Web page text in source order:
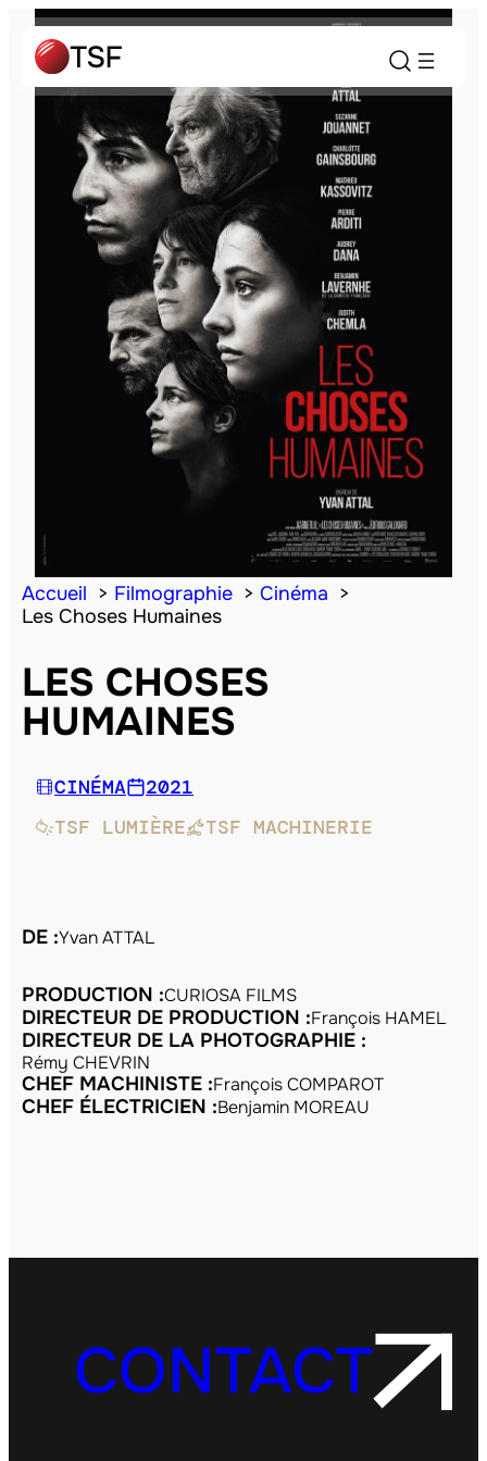
Accueil Filmographie
Cinéma
Les Choses Humaines
LES CHOSES
HUMAINES
CINÉMA
2021
TSF LUMIÈRE
TSF MACHINERIE
DE :Yvan ATTAL
PRODUCTION :CURIOSA FILMS
DIRECTEUR DE PRODUCTION :François HAMEL
DIRECTEUR DE LA PHOTOGRAPHIE :
Rémy CHEVRIN
CHEF MACHINISTE :François COMPAROT
CHEF ÉLECTRICIEN :Benjamin MOREAU
CONTACT